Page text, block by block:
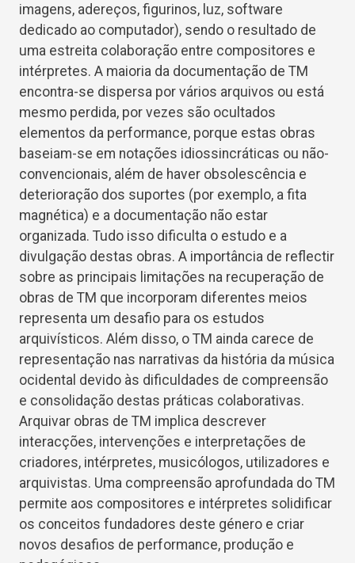
imagens, adereços, figurinos, luz, software
dedicado ao computador), sendo o resultado de
uma estreita colaboração entre compositores e
intérpretes. A maioria da documentação de TM
encontra-se dispersa por vários arquivos ou está
mesmo perdida, por vezes são ocultados
elementos da performance, porque estas obras
baseiam-se em notações idiossincráticas ou não-
convencionais, além de haver obsolescência e
deterioração dos suportes (por exemplo, a fita
magnética) e a documentação não estar
organizada. Tudo isso dificulta o estudo e a
divulgação destas obras. A importância de reflectir
sobre as principais limitações na recuperação de
obras de TM que incorporam diferentes meios
representa um desafio para os estudos
arquivísticos. Além disso, o TM ainda carece de
representação nas narrativas da história da música
ocidental devido às dificuldades de compreensão
e consolidação destas práticas colaborativas.
Arquivar obras de TM implica descrever
interacções, intervenções e interpretações de
criadores, intérpretes, musicólogos, utilizadores e
arquivistas. Uma compreensão aprofundada do TM
permite aos compositores e intérpretes solidificar
os conceitos fundadores deste género e criar
novos desafios de performance, produção e